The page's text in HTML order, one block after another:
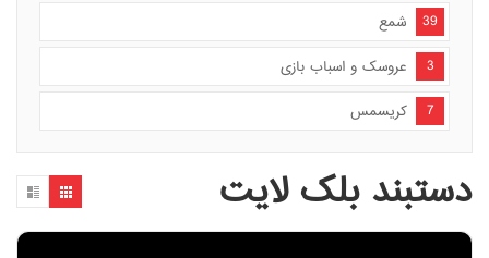
شمع
39
عروسک و اسباب بازی
3
کریسمس
7
دستبند بلک لایت